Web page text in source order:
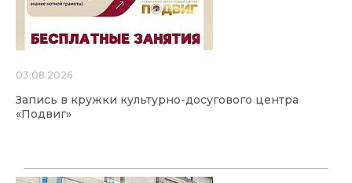
03.08.2026
Запись в кружки культурно-досугового центра
«Подвиг»